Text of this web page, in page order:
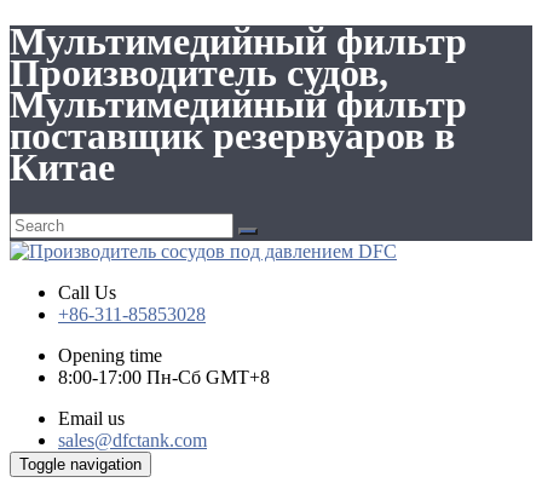
Мультимедийный фильтр
Производитель судов,
Мультимедийный фильтр
поставщик резервуаров в
Китае
Call Us
+86-311-85853028
Opening time
8:00-17:00 Пн-Сб GMT+8
Email us
sales@dfctank.com
Toggle navigation